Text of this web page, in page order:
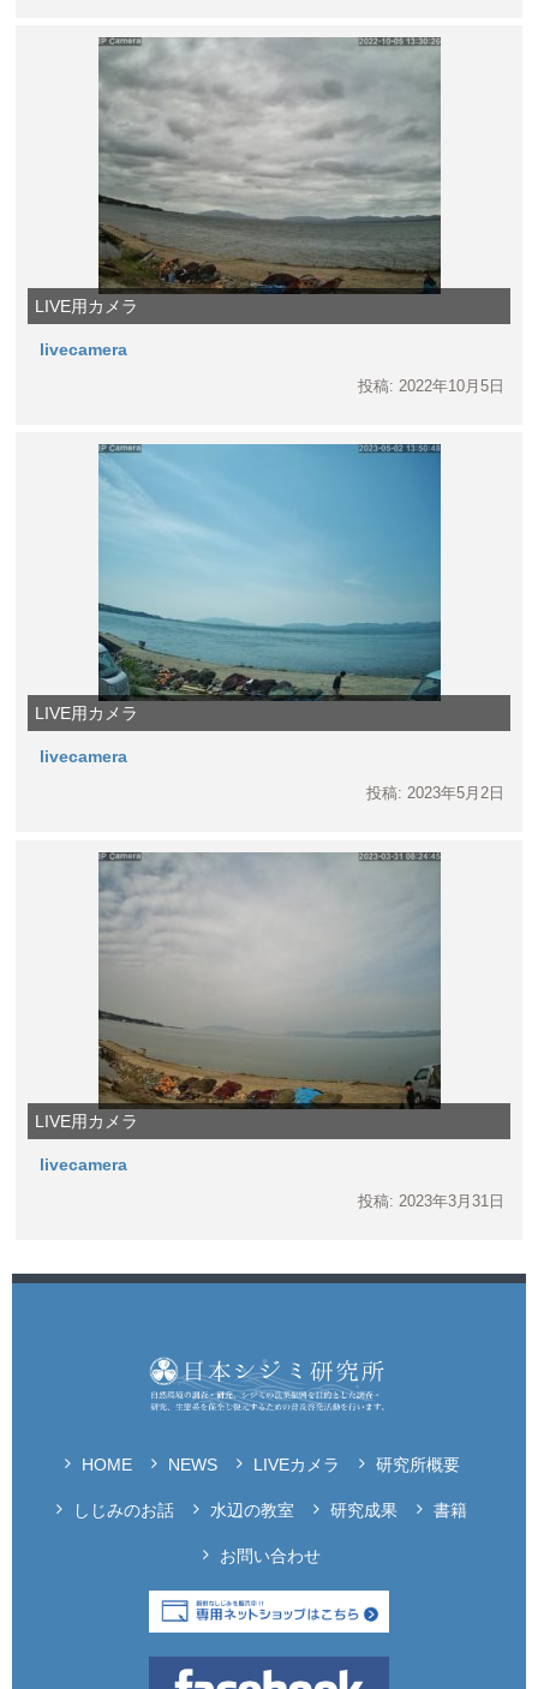
LIVE用カメラ
livecamera
投稿: 2022年10月5日
LIVE用カメラ
livecamera
投稿: 2023年5月2日
LIVE用カメラ
livecamera
投稿: 2023年3月31日
HOME NEWS LIVEカメラ 研究所概要
しじみのお話 水辺の教室 研究成果 書籍
お問い合わせ